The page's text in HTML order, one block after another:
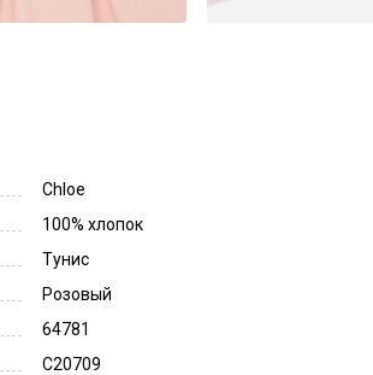
Chloe
100% хлопок
Тунис
Розовый
64781
C20709